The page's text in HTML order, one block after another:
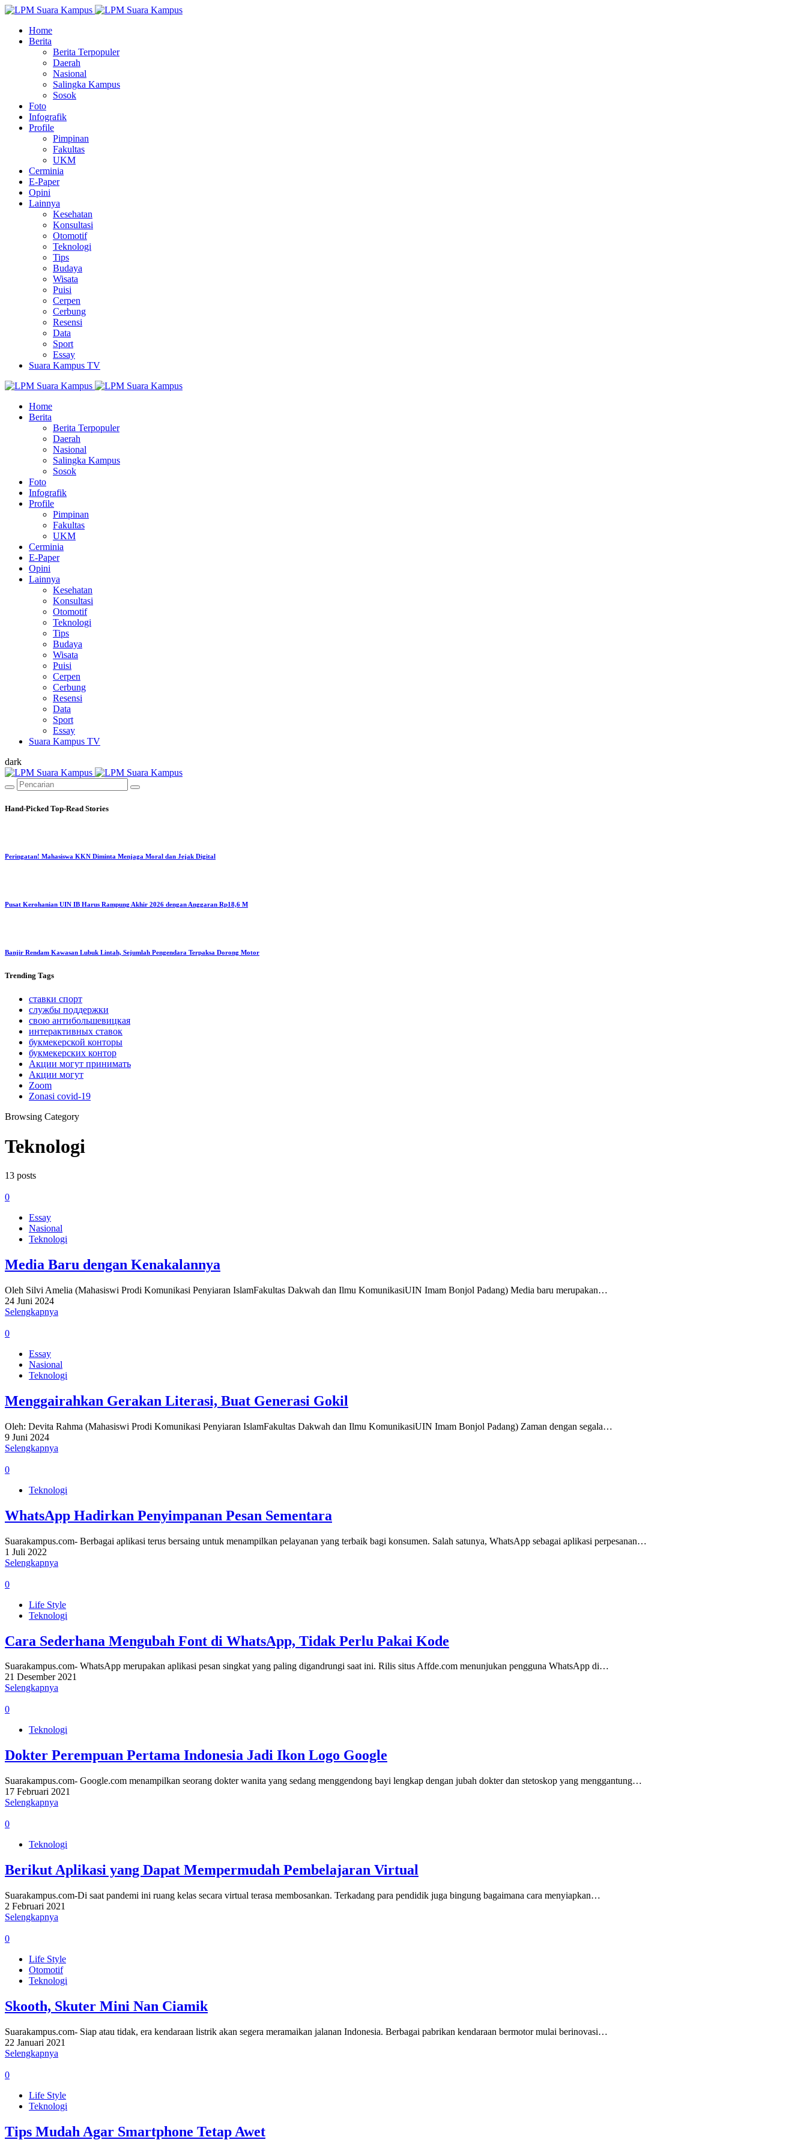
Home
Berita
Berita Terpopuler
Daerah
Nasional
Salingka Kampus
Sosok
Foto
Infografik
Profile
Pimpinan
Fakultas
UKM
Cerminia
E-Paper
Opini
Lainnya
Kesehatan
Konsultasi
Otomotif
Teknologi
Tips
Budaya
Wisata
Puisi
Cerpen
Cerbung
Resensi
Data
Sport
Essay
Suara Kampus TV
Home
Berita
Berita Terpopuler
Daerah
Nasional
Salingka Kampus
Sosok
Foto
Infografik
Profile
Pimpinan
Fakultas
UKM
Cerminia
E-Paper
Opini
Lainnya
Kesehatan
Konsultasi
Otomotif
Teknologi
Tips
Budaya
Wisata
Puisi
Cerpen
Cerbung
Resensi
Data
Sport
Essay
Suara Kampus TV
dark
Hand-Picked Top-Read Stories
Peringatan! Mahasiswa KKN Diminta Menjaga Moral dan Jejak Digital
Pusat Kerohanian UIN IB Harus Rampung Akhir 2026 dengan Anggaran Rp18,6 M
Banjir Rendam Kawasan Lubuk Lintah, Sejumlah Pengendara Terpaksa Dorong Motor
Trending Tags
ставки спорт
службы поддержки
свою антибольшевицкая
интерактивных ставок
букмекерской конторы
букмекерских контор
Акции могут принимать
Акции могут
Zoom
Zonasi covid-19
Browsing Category
Teknologi
13 posts
0
Essay
Nasional
Teknologi
Media Baru dengan Kenakalannya
Oleh Silvi Amelia (Mahasiswi Prodi Komunikasi Penyiaran IslamFakultas Dakwah dan Ilmu KomunikasiUIN Imam Bonjol Padang) Media baru merupakan…
24 Juni 2024
Selengkapnya
0
Essay
Nasional
Teknologi
Menggairahkan Gerakan Literasi, Buat Generasi Gokil
Oleh: Devita Rahma (Mahasiswi Prodi Komunikasi Penyiaran IslamFakultas Dakwah dan Ilmu KomunikasiUIN Imam Bonjol Padang) Zaman dengan segala…
9 Juni 2024
Selengkapnya
0
Teknologi
WhatsApp Hadirkan Penyimpanan Pesan Sementara
Suarakampus.com- Berbagai aplikasi terus bersaing untuk menampilkan pelayanan yang terbaik bagi konsumen. Salah satunya, WhatsApp sebagai aplikasi perpesanan…
1 Juli 2022
Selengkapnya
0
Life Style
Teknologi
Cara Sederhana Mengubah Font di WhatsApp, Tidak Perlu Pakai Kode
Suarakampus.com- WhatsApp merupakan aplikasi pesan singkat yang paling digandrungi saat ini. Rilis situs Affde.com menunjukan pengguna WhatsApp di…
21 Desember 2021
Selengkapnya
0
Teknologi
Dokter Perempuan Pertama Indonesia Jadi Ikon Logo Google
Suarakampus.com- Google.com menampilkan seorang dokter wanita yang sedang menggendong bayi lengkap dengan jubah dokter dan stetoskop yang menggantung…
17 Februari 2021
Selengkapnya
0
Teknologi
Berikut Aplikasi yang Dapat Mempermudah Pembelajaran Virtual
Suarakampus.com-Di saat pandemi ini ruang kelas secara virtual terasa membosankan. Terkadang para pendidik juga bingung bagaimana cara menyiapkan…
2 Februari 2021
Selengkapnya
0
Life Style
Otomotif
Teknologi
Skooth, Skuter Mini Nan Ciamik
Suarakampus.com- Siap atau tidak, era kendaraan listrik akan segera meramaikan jalanan Indonesia. Berbagai pabrikan kendaraan bermotor mulai berinovasi…
22 Januari 2021
Selengkapnya
0
Life Style
Teknologi
Tips Mudah Agar Smartphone Tetap Awet